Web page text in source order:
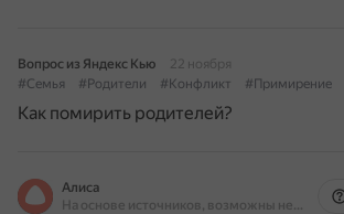
Вопрос из Яндекс Кью
22 ноября
#Семья
#Родители #Конфликт #Примирение
Как помирить родителей?
Алиса
На основе источников, возможны неточности